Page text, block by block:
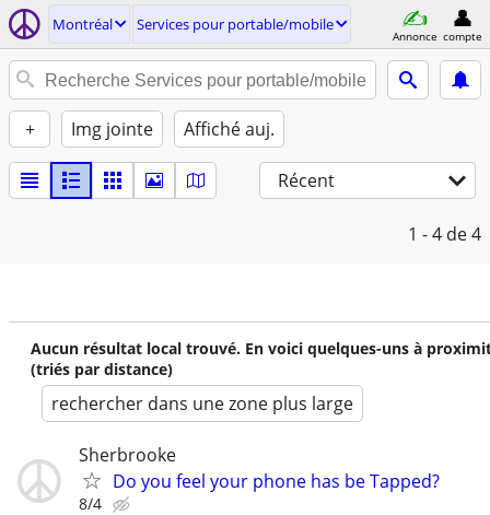
Montréal Services pour portable/mobile
Annonce compte
+ Img jointe Affiché auj.
Récent
1 - 4 de 4
Aucun résultat local trouvé. En voici quelques-uns à
(triés par distance)
rechercher dans une zone plus large
Sherbrooke
Do you feel your phone has be Tapped?
8/4